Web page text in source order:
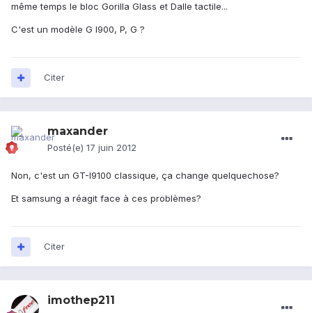
même temps le bloc Gorilla Glass et Dalle tactile...
C'est un modèle G I900, P, G ?
Citer
maxander
Posté(e) 17 juin 2012
Non, c'est un GT-I9100 classique, ça change quelquechose?
Et samsung a réagit face à ces problèmes?
Citer
imothep211